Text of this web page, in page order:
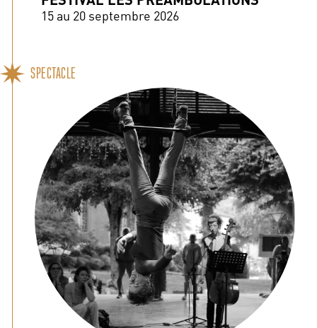
15 au 20 septembre 2026
SPECTACLE